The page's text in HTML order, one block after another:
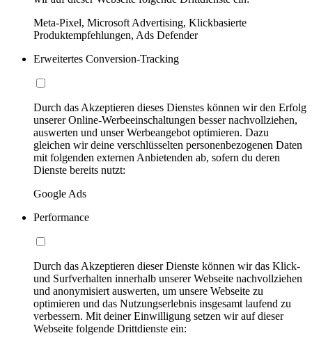
Meta-Pixel, Microsoft Advertising, Klickbasierte
Produktempfehlungen, Ads Defender
Erweitertes Conversion-Tracking
Durch das Akzeptieren dieses Dienstes können wir den Erfolg
unserer Online-Werbeeinschaltungen besser nachvollziehen,
auswerten und unser Werbeangebot optimieren. Dazu
gleichen wir deine verschlüsselten personenbezogenen Daten
mit folgenden externen Anbietenden ab, sofern du deren
Dienste bereits nutzt:
Google Ads
Performance
Durch das Akzeptieren dieser Dienste können wir das Klick-
und Surfverhalten innerhalb unserer Webseite nachvollziehen
und anonymisiert auswerten, um unsere Webseite zu
optimieren und das Nutzungserlebnis insgesamt laufend zu
verbessern. Mit deiner Einwilligung setzen wir auf dieser
Webseite folgende Drittdienste ein: